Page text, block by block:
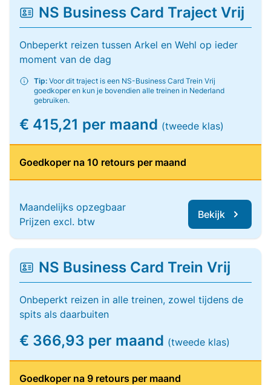
NS Business Card Traject Vrij
Onbeperkt reizen tussen Arkel en Wehl op ieder
moment van de dag
Tip: Voor dit traject is een NS-Business Card Trein Vrij
goedkoper en kun je bovendien alle treinen in Nederland
gebruiken.
€ 415,21 per maand (tweede klas)
Goedkoper na 10 retours per maand
Maandelijks opzegbaar
Prijzen excl. btw
Bekijk
NS Business Card Trein Vrij
Onbeperkt reizen in alle treinen, zowel tijdens de
spits als daarbuiten
€ 366,93 per maand (tweede klas)
Goedkoper na 9 retours per maand